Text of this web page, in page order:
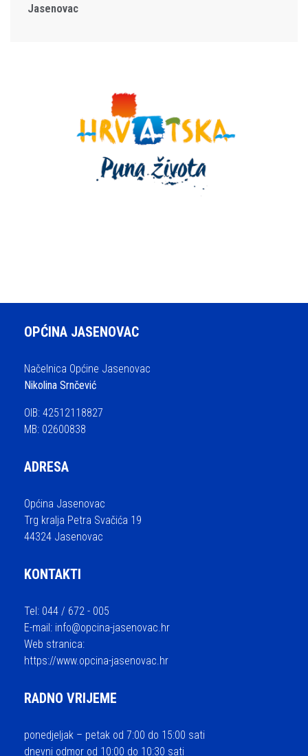
Jasenovac
OPĆINA JASENOVAC
Načelnica Općine Jasenovac
Nikolina Srnčević
OIB: 42512118827
MB: 02600838
ADRESA
Općina Jasenovac
Trg kralja Petra Svačića 19
44324 Jasenovac
KONTAKTI
Tel: 044 / 672 - 005
E-mail: info@opcina-jasenovac.hr
Web stranica:
https://www.opcina-jasenovac.hr
RADNO VRIJEME
ponedjeljak – petak od 7:00 do 15:00 sati
dnevni odmor od 10:00 do 10:30 sati